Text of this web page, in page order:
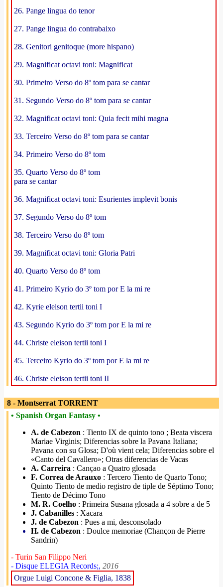
26. Pange lingua do tenor
27. Pange lingua do contrabaixo
28. Genitori genitoque (more hispano)
29. Magnificat octavi toni: Magnificat
30. Primeiro Verso do 8º tom para se cantar
31. Segundo Verso do 8º tom para se cantar
32. Magnificat octavi toni: Quia fecit mihi magna
33. Terceiro Verso do 8º tom para se cantar
34. Primeiro Verso do 8º tom
35. Quarto Verso do 8º tom
para se cantar
36. Magnificat octavi toni: Esurientes implevit bonis
37. Segundo Verso do 8º tom
38. Terceiro Verso do 8º tom
39. Magnificat octavi toni: Gloria Patri
40. Quarto Verso do 8º tom
41. Primeiro Kyrio do 3º tom por E la mi re
42. Kyrie eleison tertii toni I
43. Segundo Kyrio do 3º tom por E la mi re
44. Christe eleison tertii toni I
45. Terceiro Kyrio do 3º tom por E la mi re
46. Christe eleison tertii toni II
8 - Montserrat TORRENT
• Spanish Organ Fantasy •
A. de Cabezon : Tiento IX de quinto tono ; Beata viscera
Mariae Virginis; Diferencias sobre la Pavana Italiana;
Pavana con su Glosa; D'où vient cela; Diferencias sobre el
«Canto del Cavallero»; Otras diferencias de Vacas
A. Carreira : Cançao a Quatro glosada
F. Correa de Arauxo : Tercero Tiento de Quarto Tono;
Quinto Tiento de medio registro de tiple de Séptimo Tono;
Tiento de Décimo Tono
M. R. Coelho : Primeira Susana glosada a 4 sobre a de 5
J. Cabanilles : Xacara
J. de Cabezon : Pues a mi, desconsolado
H. de Cabezon : Doulce memoriae (Chançon de Pierre
Sandrin)
- Turin San Filippo Neri
- Disque ELEGIA Records;, 2016
Orgue Luigi Concone & Figlia, 1838